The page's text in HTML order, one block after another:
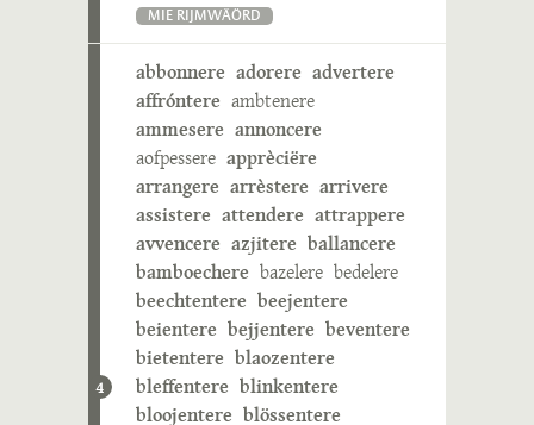
MIE RIJMWÄÖRD
4
abbonnere adorere advertere
affróntere ambtenere
ammesere annoncere
aofpessere apprèciëre
arrangere arrèstere arrivere
assistere attendere attrappere
avvencere azjitere ballancere
bamboechere bazelere bedelere
beechtentere beejentere
beientere bejjentere beventere
bietentere blaozentere
bleffentere blinkentere
bloojentere blössentere